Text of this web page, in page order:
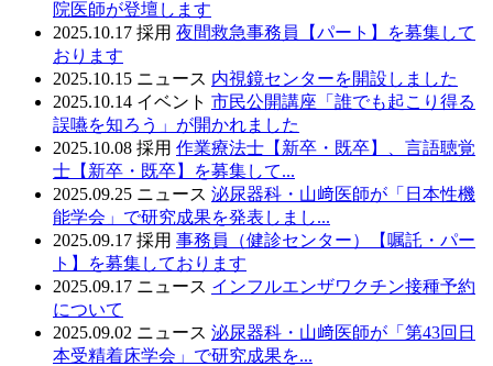
院医師が登壇します
2025.10.17 採用 夜間救急事務員【パート】を募集して
おります
2025.10.15 ニュース 内視鏡センターを開設しました
2025.10.14 イベント 市民公開講座「誰でも起こり得る
誤嚥を知ろう」が開かれました
2025.10.08 採用 作業療法士【新卒・既卒】、言語聴覚
士【新卒・既卒】を募集して...
2025.09.25 ニュース 泌尿器科・山﨑医師が「日本性機
能学会」で研究成果を発表しまし...
2025.09.17 採用 事務員（健診センター）【嘱託・パー
ト】を募集しております
2025.09.17 ニュース インフルエンザワクチン接種予約
について
2025.09.02 ニュース 泌尿器科・山﨑医師が「第43回日
本受精着床学会」で研究成果を...